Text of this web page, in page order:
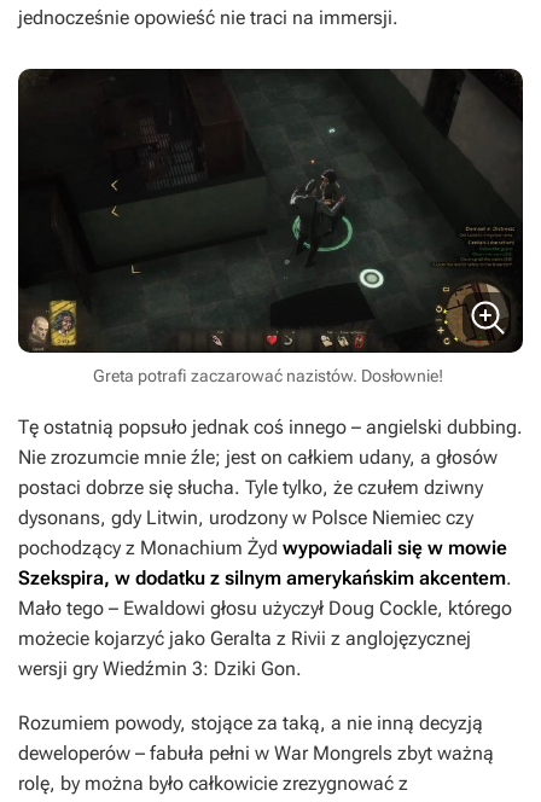
jednocześnie opowieść nie traci na immersji.
Greta potrafi zaczarować nazistów. Dosłownie!
Tę ostatnią popsuło jednak coś innego – angielski dubbing.
Nie zrozumcie mnie źle; jest on całkiem udany, a głosów
postaci dobrze się słucha. Tyle tylko, że czułem dziwny
dysonans, gdy Litwin, urodzony w Polsce Niemiec czy
pochodzący z Monachium Żyd wypowiadali się w mowie
Szekspira, w dodatku z silnym amerykańskim akcentem.
Mało tego – Ewaldowi głosu użyczył Doug Cockle, którego
możecie kojarzyć jako Geralta z Rivii z anglojęzycznej
wersji gry Wiedźmin 3: Dziki Gon.
Rozumiem powody, stojące za taką, a nie inną decyzją
deweloperów – fabuła pełni w War Mongrels zbyt ważną
rolę, by można było całkowicie zrezygnować z